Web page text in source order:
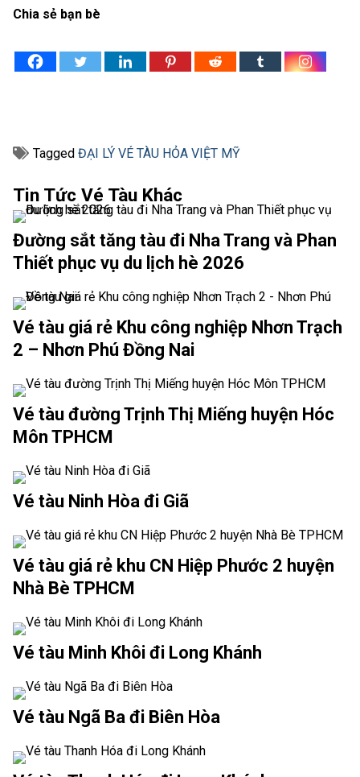
Chia sẻ bạn bè
Tagged ĐẠI LÝ VÉ TÀU HỎA VIỆT MỸ
Tin Tức Vé Tàu Khác
Đường sắt tăng tàu đi Nha Trang và Phan
Thiết phục vụ du lịch hè 2026
Vé tàu giá rẻ Khu công nghiệp Nhơn Trạch
2 – Nhơn Phú Đồng Nai
Vé tàu đường Trịnh Thị Miếng huyện Hóc
Môn TPHCM
Vé tàu Ninh Hòa đi Giã
Vé tàu giá rẻ khu CN Hiệp Phước 2 huyện
Nhà Bè TPHCM
Vé tàu Minh Khôi đi Long Khánh
Vé tàu Ngã Ba đi Biên Hòa